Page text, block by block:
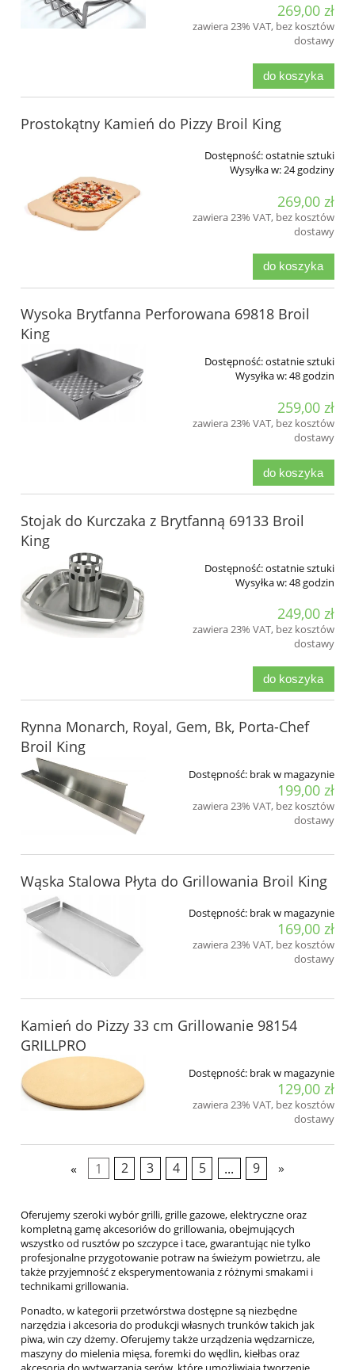
269,00 zł
zawiera 23% VAT, bez kosztów
dostawy
do koszyka
Prostokątny Kamień do Pizzy Broil King
Dostępność:ostatnie sztuki
Wysyłka w:24 godziny
269,00 zł
zawiera 23% VAT, bez kosztów
dostawy
do koszyka
Wysoka Brytfanna Perforowana 69818 Broil
King
Dostępność:ostatnie sztuki
Wysyłka w:48 godzin
259,00 zł
zawiera 23% VAT, bez kosztów
dostawy
do koszyka
Stojak do Kurczaka z Brytfanną 69133 Broil
King
Dostępność:ostatnie sztuki
Wysyłka w:48 godzin
249,00 zł
zawiera 23% VAT, bez kosztów
dostawy
do koszyka
Rynna Monarch, Royal, Gem, Bk, Porta-Chef
Broil King
Dostępność: brak w magazynie
199,00 zł
zawiera 23% VAT, bez kosztów
dostawy
Wąska Stalowa Płyta do Grillowania Broil King
Dostępność: brak w magazynie
169,00 zł
zawiera 23% VAT, bez kosztów
dostawy
Kamień do Pizzy 33 cm Grillowanie 98154
GRILLPRO
Dostępność: brak w magazynie
129,00 zł
zawiera 23% VAT, bez kosztów
dostawy
« 1 2 3 4 5 ... 9 »
Oferujemy szeroki wybór grilli, grille gazowe, elektryczne oraz
kompletną gamę akcesoriów do grillowania, obejmujących
wszystko od rusztów po szczypce i tace, gwarantując nie tylko
profesjonalne przygotowanie potraw na świeżym powietrzu, ale
także przyjemność z eksperymentowania z różnymi smakami i
technikami grillowania.
Ponadto, w kategorii przetwórstwa dostępne są niezbędne
narzędzia i akcesoria do produkcji własnych trunków takich jak
piwa, win czy dżemy. Oferujemy także urządzenia wędzarnicze,
maszyny do mielenia mięsa, foremki do wędlin, kiełbas oraz